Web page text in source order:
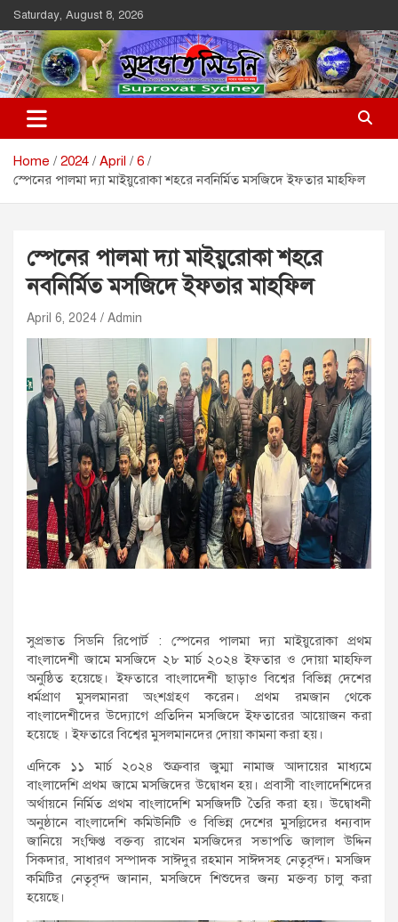
Skip
to
content
Saturday, August 8, 2026
Suprovat Sydney
The Leading Bangladesh Community Newspaper In Australia
Home 2024 April
6
স্পেনের পালমা দ্যা মাইয়ুরোকা শহরে নবনির্মিত মসজিদে ইফতার মাহফিল
স্পেনের পালমা দ্যা মাইয়ুরোকা শহরে
নবনির্মিত মসজিদে ইফতার মাহফিল
April 6, 2024 Admin
সুপ্রভাত সিডনি রিপোর্ট : স্পেনের পালমা দ্যা মাইয়ুরোকা প্রথম
বাংলাদেশী জামে মসজিদে ২৮ মার্চ ২০২৪ ইফতার ও দোয়া মাহফিল
অনুষ্ঠিত হয়েছে। ইফতারে বাংলাদেশী ছাড়াও বিশ্বের বিভিন্ন দেশের
ধর্মপ্রাণ মুসলমানরা অংশগ্রহণ করেন। প্রথম রমজান থেকে
বাংলাদেশীদের উদ্যোগে প্রতিদিন মসজিদে ইফতারের আয়োজন করা
হয়েছে । ইফতারে বিশ্বের মুসলমানদের দোয়া কামনা করা হয়।
এদিকে ১১ মার্চ ২০২৪ শুক্রবার জুম্মা নামাজ আদায়ের মাধ্যমে
বাংলাদেশি প্রথম জামে মসজিদের উদ্বোধন হয়। প্রবাসী বাংলাদেশিদের
অর্থায়নে নির্মিত প্রথম বাংলাদেশি মসজিদটি তৈরি করা হয়। উদ্বোধনী
অনুষ্ঠানে বাংলাদেশি কমিউনিটি ও বিভিন্ন দেশের মুসল্লিদের ধন্যবাদ
জানিয়ে সংক্ষিপ্ত বক্তব্য রাখেন মসজিদের সভাপতি জালাল উদ্দিন
সিকদার, সাধারণ সম্পাদক সাঈদুর রহমান সাঈদসহ নেতৃবৃন্দ। মসজিদ
কমিটির নেতৃবৃন্দ জানান, মসজিদে শিশুদের জন্য মক্তব্য চালু করা
হয়েছে।